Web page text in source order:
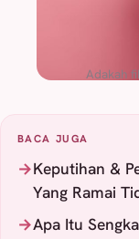
Adakah
BACA JUGA
Keputihan &
Yang Ramai
Apa Itu